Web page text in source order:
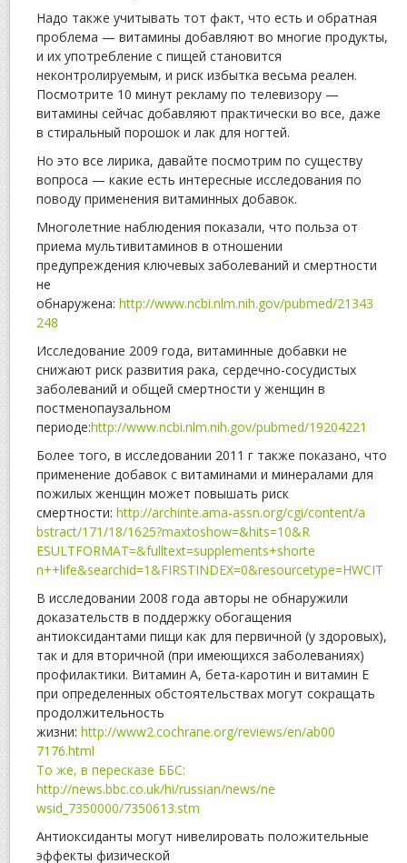
Надо также учитывать тот факт, что есть и обратная
проблема — витамины добавляют во многие продукты,
и их употребление с пищей становится
неконтролируемым, и риск избытка весьма реален.
Посмотрите 10 минут рекламу по телевизору —
витамины сейчас добавляют практически во все, даже
в стиральный порошок и лак для ногтей.
Но это все лирика, давайте посмотрим по существу
вопроса — какие есть интересные исследования по
поводу применения витаминных добавок.
Многолетние наблюдения показали, что польза от
приема мультивитаминов в отношении
предупреждения ключевых заболеваний и смертности
не
обнаружена: http://www.ncbi.nlm.nih.gov/pubmed/21343
248
Исследование 2009 года, витаминные добавки не
снижают риск развития рака, сердечно-сосудистых
заболеваний и общей смертности у женщин в
постменопаузальном
периоде:http://www.ncbi.nlm.nih.gov/pubmed/19204221
Более того, в исследовании 2011 г также показано, что
применение добавок с витаминами и минералами для
пожилых женщин может повышать риск
смертности: http://archinte.ama-assn.org/cgi/content/a
bstract/171/18/1625?maxtoshow=&hits=10&R
ESULTFORMAT=&fulltext=supplements+shorte
n++life&searchid=1&FIRSTINDEX=0&resourcetype=HWCIT
В исследовании 2008 года авторы не обнаружили
доказательств в поддержку обогащения
антиоксидантами пищи как для первичной (у здоровых),
так и для вторичной (при имеющихся заболеваниях)
профилактики. Витамин А, бета-каротин и витамин Е
при определенных обстоятельствах могут сокращать
продолжительность
жизни: http://www2.cochrane.org/reviews/en/ab00
7176.html
То же, в пересказе ББС:
http://news.bbc.co.uk/hi/russian/news/ne
wsid_7350000/7350613.stm
Антиоксиданты могут нивелировать положительные
эффекты физической